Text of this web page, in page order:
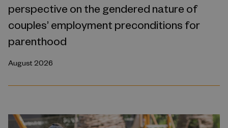
perspective on the gendered nature of
couples’ employment preconditions for
parenthood
August 2026